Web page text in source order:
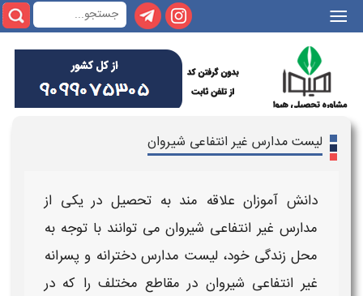
|||
لیست مدارس غیر انتفاعی شیروان
دانش آموزان علاقه مند به تحصیل در یکی از
مدارس غیر انتفاعی شیروانمی توانند با توجه به
محل زندگی خود،لیست مدارس دخترانه و پسرانه
غیر انتفاعی شیروان در مقاطع مختلف را که در